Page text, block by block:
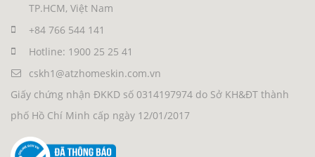
TP.HCM, Việt Nam
+84 766 544 141
Hotline: 1900 25 25 41
cskh1@atzhomeskin.com.vn
Giấy chứng nhận ĐKKD số 0314197974 do Sở KH&ĐT thành
phố Hồ Chí Minh cấp ngày 12/01/2017